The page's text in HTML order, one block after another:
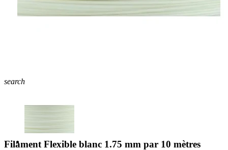
search
Filament Flexible blanc 1.75 mm par 10 mètres